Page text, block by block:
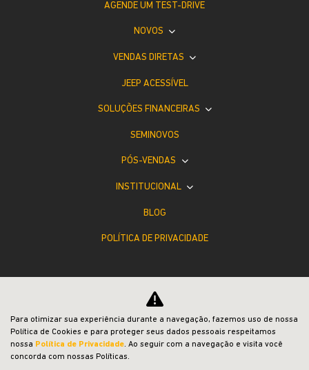
AGENDE UM TEST-DRIVE
NOVOS
VENDAS DIRETAS
JEEP ACESSÍVEL
SOLUÇÕES FINANCEIRAS
SEMINOVOS
PÓS-VENDAS
INSTITUCIONAL
BLOG
POLÍTICA DE PRIVACIDADE
Desacelere. Seu bem maior é a vida.
Para otimizar sua experiência durante a navegação, fazemos uso de nossa
Política de Cookies e para proteger seus dados pessoais respeitamos
nossa Política de Privacidade. Ao seguir com a navegação e visita você
concorda com nossas Políticas.